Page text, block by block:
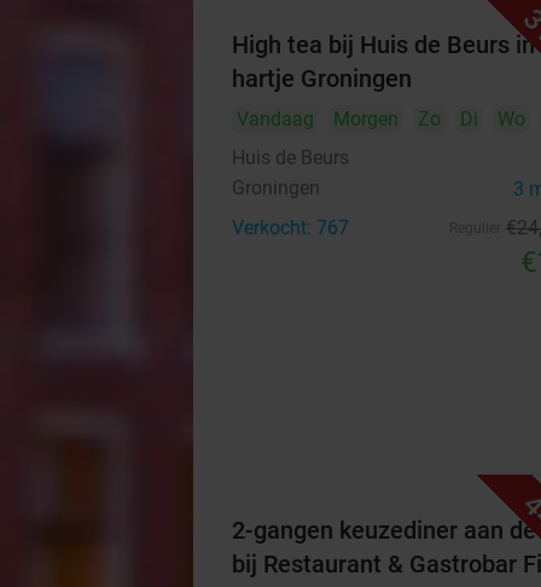
High tea bij Huis de Beurs in
hartje Groningen
Vandaag Morgen Zo Di Wo
Huis de Beurs
Groningen 3
Verkocht: 767 €24
2-gangen keuzediner aan de
bij Restaurant & Gastrobar